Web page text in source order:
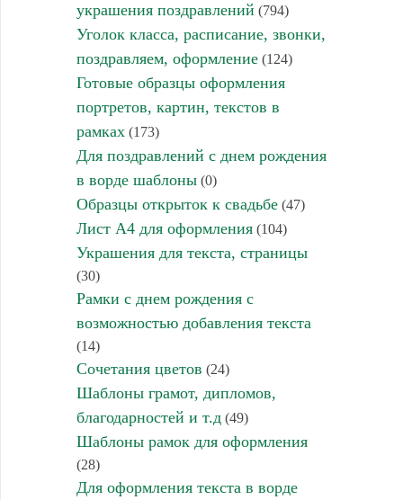
украшения поздравлений (794)
Уголок класса, расписание, звонки,
поздравляем, оформление(124)
Готовые образцы оформления
портретов, картин, текстов в
рамках(173)
Для поздравлений с днем рождения
в ворде шаблоны(0)
Образцы открыток к свадьбе(47)
Лист А4 для оформления(104)
Украшения для текста, страницы
(30)
Рамки с днем рождения с
возможностью добавления текста
(14)
Сочетания цветов (24)
Шаблоны грамот, дипломов,
благодарностей и т.д(49)
Шаблоны рамок для оформления
(28)
Для оформления текста в ворде